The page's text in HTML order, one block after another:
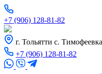
+7 (906) 128-81-82
г. Тольятти с.
+7 (906) 128-81-82